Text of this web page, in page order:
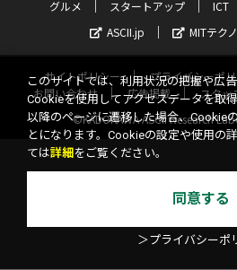
グルメ
スタートアップ ICT
ASCII.jp
MITテク
サイトポリシー プライバシーポ
お問い合わせ
広告掲載 スタッ
©KADOKAWA ASCII Research
このサイトでは、利用状況の把握や広
Cookieを使用してアクセスデータを取
以降のページに遷移した場合、Cookie
とになります。Cookieの設定や使用の
ては詳細 をご覧ください。
同意する
＞プライバシーポ